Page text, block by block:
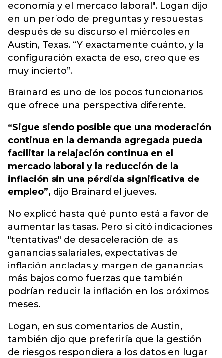
economía y el mercado laboral". Logan dijo
en un período de preguntas y respuestas
después de su discurso el miércoles en
Austin, Texas. “Y exactamente cuánto, y la
configuración exacta de eso, creo que es
muy incierto”.
Brainard es uno de los pocos funcionarios
que ofrece una perspectiva diferente.
“Sigue siendo posible que una moderación
continua en la demanda agregada pueda
facilitar la relajación continua en el
mercado laboral y la reducción de la
inflación sin una pérdida significativa de
empleo”, dijo Brainard el jueves.
No explicó hasta qué punto está a favor de
aumentar las tasas. Pero sí citó indicaciones
"tentativas" de desaceleración de las
ganancias salariales, expectativas de
inflación ancladas y margen de ganancias
más bajos como fuerzas que también
podrían reducir la inflación en los próximos
meses.
Logan, en sus comentarios de Austin,
también dijo que preferiría que la gestión
de riesgos respondiera a los datos en lugar